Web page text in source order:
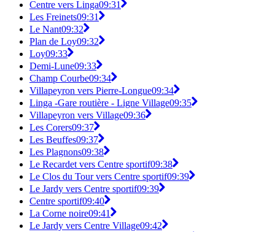
Centre vers Linga09:31
Les Freinets09:31
Le Nant09:32
Plan de Loy09:32
Loy09:33
Demi-Lune09:33
Champ Courbe09:34
Villapeyron vers Pierre-Longue09:34
Linga -Gare routière - Ligne Village09:35
Villapeyron vers Village09:36
Les Corers09:37
Les Beuffes09:37
Les Plagnons09:38
Le Recardet vers Centre sportif09:38
Le Clos du Tour vers Centre sportif09:39
Le Jardy vers Centre sportif09:39
Centre sportif09:40
La Corne noire09:41
Le Jardy vers Centre Village09:42